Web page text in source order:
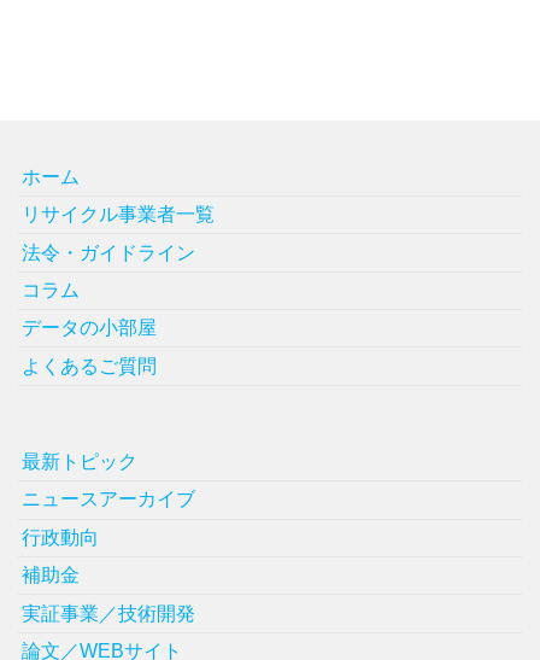
ホーム
リサイクル事業者一覧
法令・ガイドライン
コラム
データの小部屋
よくあるご質問
最新トピック
ニュースアーカイブ
行政動向
補助金
実証事業／技術開発
論文／WEBサイト